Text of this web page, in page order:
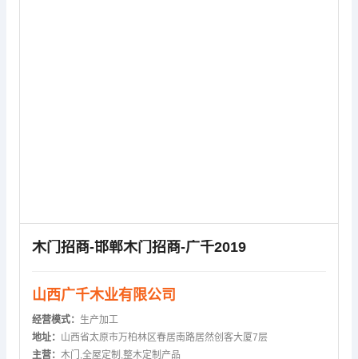
木门招商-邯郸木门招商-广千2019
山西广千木业有限公司
经营模式： 生产加工
地址： 山西省太原市万柏林区春居南路居然创客大厦7层
主营： 木门,全屋定制,整木定制产品